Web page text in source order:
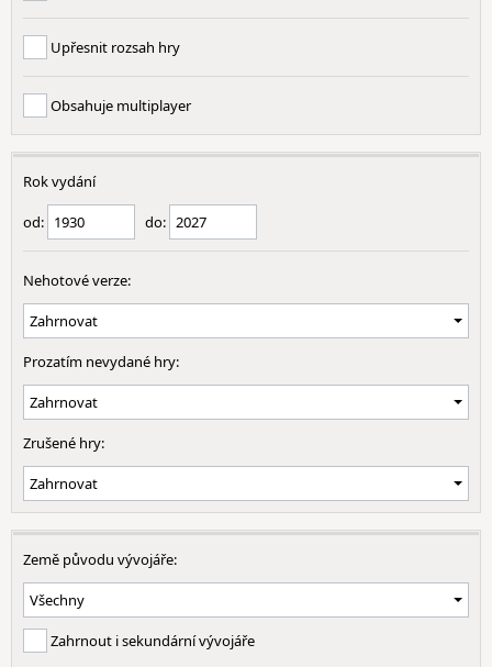
Upřesnit rozsah hry
Obsahuje multiplayer
Rok vydání
od: do:
Nehotové verze:
Prozatím nevydané hry:
Zrušené hry:
Země původu vývojáře:
Zahrnout i sekundární vývojáře